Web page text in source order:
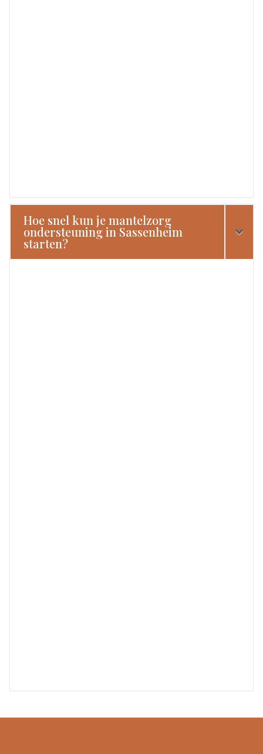
Hoe snel kun je mantelzorg
ondersteuning in Sassenheim
starten?